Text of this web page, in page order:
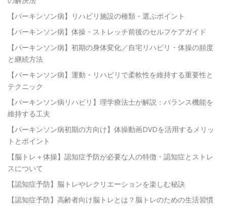
【パーキンソン病】リハビリ施設の種類・選ぶポイント
【パーキンソン病】体操・ストレッチ前後のセルフケアガイド
【パーキンソン病】初期の身体変化／自宅リハビリ・体操の頻度
と継続方法
【パーキンソン病】運動・リハビリで柔軟性を維持する重要性と
テクニック
【パーキンソン病リハビリ】理学療法士が解説：バランス機能を
維持する工夫
【パーキンソン病初期の方向け】体操動画DVDを活用するメリッ
トとポイント
【脳トレ＋体操】認知症予防が必要な人の特徴・認知症とストレ
スについて
【認知症予防】脳トレやレクリエーションを楽しむ秘訣
【認知症予防】高齢者向け脳トレとは？脳トレのための生活習慣